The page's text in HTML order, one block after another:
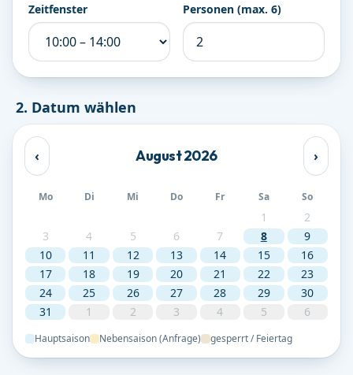
Zeitfenster Personen (max. 6)
2. Datum wählen
‹ August2026 ›
Mo Di Mi Do Fr Sa So
1
2
3
4 5 6 7 8
9
10
11 12 13 14 15
16
17
18 19 20 21 22
23
24
25 26 27 28 29
30
31
1 2 3 4 5 6
Hauptsaison Nebensaison (Anfrage) gesperrt / Feiertag